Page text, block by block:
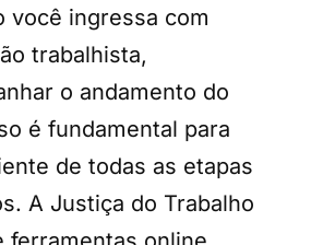
você ingressa com
trabalhista,
o andamento do
é fundamental para
de todas as etapas
A Justiça do Trabalho